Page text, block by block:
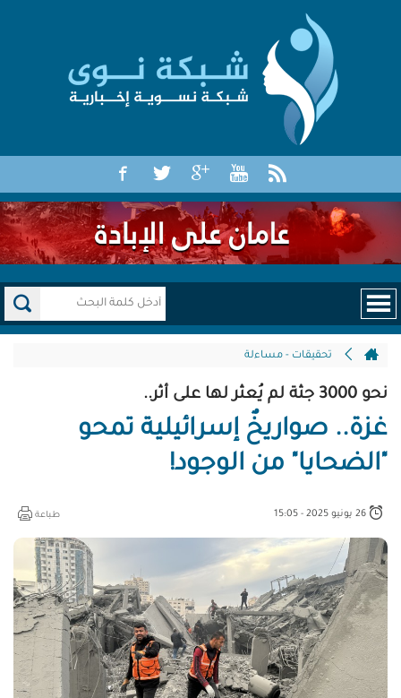
تحقيقات - مساءلة
نحو 3000 جثة لم يُعثر لها على أثر..
غزة.. صواريخٌ إسرائيلية تمحو
"الضحايا" من الوجود!
26 يونيو 2025 - 15:05 طباعة